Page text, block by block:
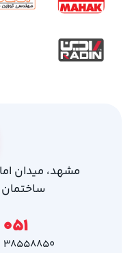
ساختمان
051
38558850